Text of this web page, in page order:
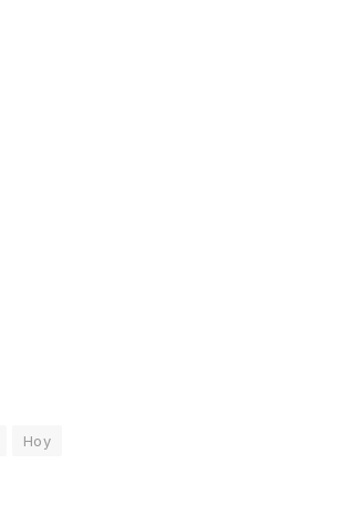
Hoy